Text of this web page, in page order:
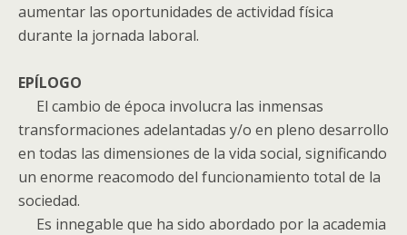
aumentar las oportunidades de actividad física
durante la jornada laboral.
EPÍLOGO
El cambio de época involucra las inmensas
transformaciones adelantadas y/o en pleno desarrollo
en todas las dimensiones de la vida social, significando
un enorme reacomodo del funcionamiento total de la
sociedad.
Es innegable que ha sido abordado por la academia